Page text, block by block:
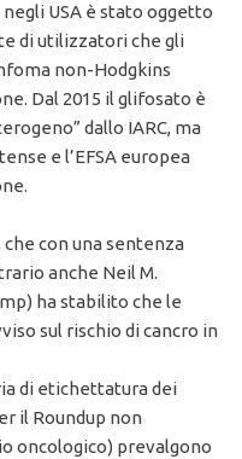
USA è stato oggetto
di utilizzatori che gli
non-Hodgkins
Dal 2015 il glifosato è
dallo IARC, ma
e l’EFSA europea
che con una sentenza
anche Neil M.
ha stabilito che le
sul rischio di cancro in
di etichettatura dei
il Roundup non
oncologico) prevalgono